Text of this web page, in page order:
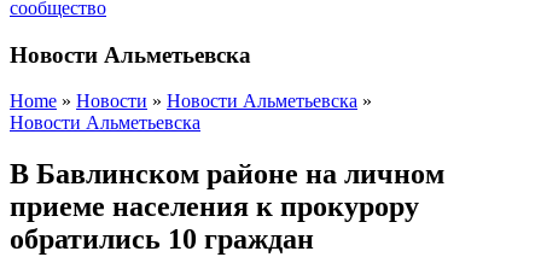
Новости Альметьевска
Home » Новости » Новости Альметьевска »
Новости Альметьевска
В Бавлинском районе на личном
приеме населения к прокурору
обратились 10 граждан